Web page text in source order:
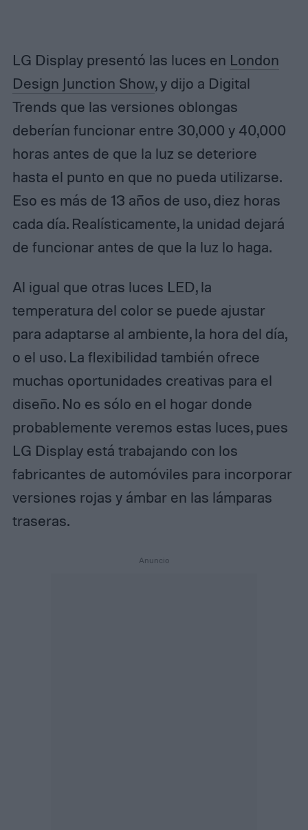
LG Display presentó las luces en London
Design Junction Show, y dijo a Digital
Trends que las versiones oblongas
deberían funcionar entre 30,000 y 40,000
horas antes de que la luz se deteriore
hasta el punto en que no pueda utilizarse.
Eso es más de 13 años de uso, diez horas
cada día. Realísticamente, la unidad dejará
de funcionar antes de que la luz lo haga.
Al igual que otras luces LED, la
temperatura del color se puede ajustar
para adaptarse al ambiente, la hora del día,
o el uso. La flexibilidad también ofrece
muchas oportunidades creativas para el
diseño. No es sólo en el hogar donde
probablemente veremos estas luces, pues
LG Display está trabajando con los
fabricantes de automóviles para incorporar
versiones rojas y ámbar en las lámparas
traseras.